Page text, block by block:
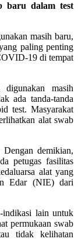
baru dalam test
masih baru,
paling penting
19 di tempat
masih
ada tanda-tanda
test. Masyarakat
alat swab
demikian,
petugas fasilitas
alat yang
Edar (NIE) dari
indikasi lain untuk
permukaan swab
tidak kelihatan